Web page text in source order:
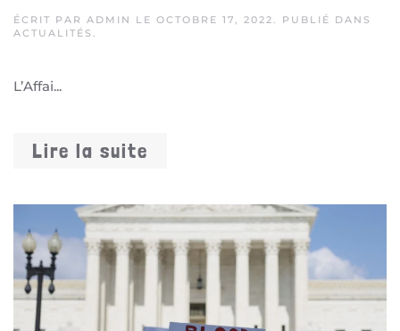
ÉCRIT PAR ADMIN LE OCTOBRE 17, 2022. PUBLIÉ DANS
ACTUALITÉS .
L’Affai...
Lire la suite